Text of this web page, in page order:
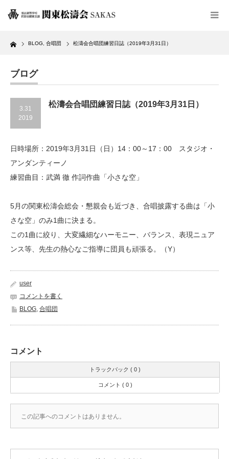
Home BLOG 合唱団 松濤会合唱団練習日誌（2019年3月31日）
ブログ
3.31
2019
松濤会合唱団練習日誌（2019年3月31日）
日時場所：2019年3月31日（日）14：00～17：00 スタジオ・
アンダンティーノ
練習曲目：武満 徹 作詞作曲「小さな空」
5月の関東松濤会総会・懇親会も近づき、合唱披露する曲は「小
さな空」のみ1曲に決まる。
この1曲に絞り、大変繊細なハーモニー、バランス、表現ニュア
ンス等、先生の熱心なご指導に団員も頑張る。（Y）
user
コメントを書く
BLOG, 合唱団
コメント
トラックバック ( 0 )
コメント ( 0 )
この記事へのコメントはありません。